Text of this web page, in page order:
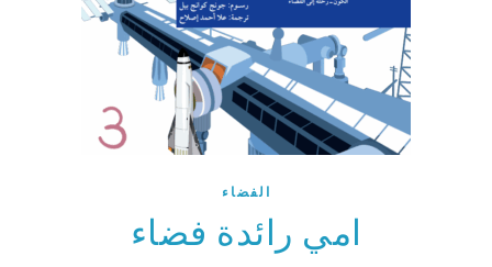
الفضاء
امي رائدة فضاء